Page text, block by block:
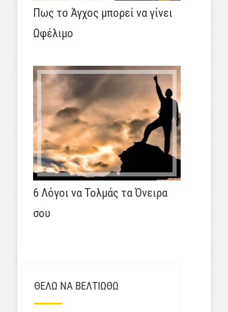
Πως το Άγχος μπορεί να γίνει
Ωφέλιμο
6 Λόγοι να Τολμάς τα Όνειρα
σου
ΘΕΛΩ ΝΑ ΒΕΛΤΙΩΘΩ